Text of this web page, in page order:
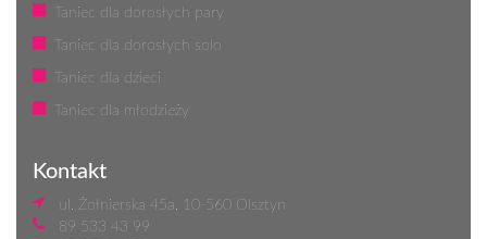
Taniec dla dorosłych pary
Taniec dla dorosłych solo
Taniec dla dzieci
Taniec dla młodzieży
Kontakt
ul. Żołnierska 45a, 10-560 Olsztyn
89 533 43 99